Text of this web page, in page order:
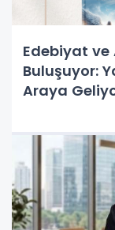
Edebiyat ve
Buluşuyor:
Araya